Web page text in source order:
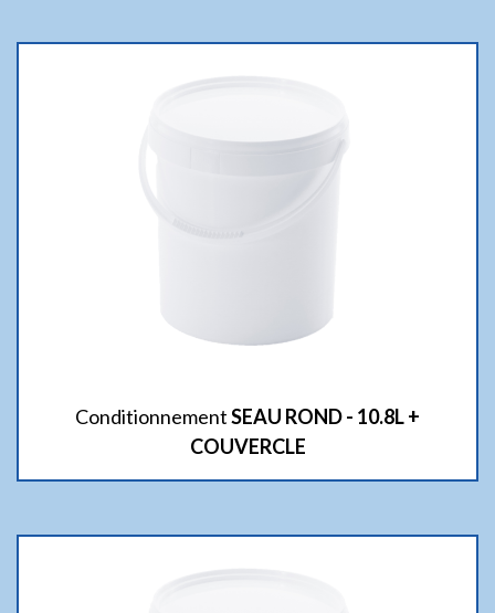
ConditionnementSEAU ROND - 10.8L +
COUVERCLE